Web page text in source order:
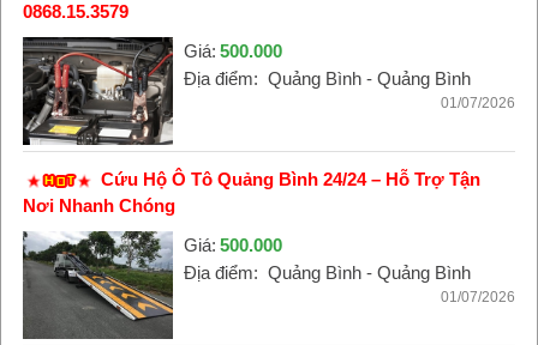
0868.15.3579
Giá: 500.000
Địa điểm: Quảng Bình - Quảng Bình
01/07/2026
Cứu Hộ Ô Tô Quảng Bình 24/24 – Hỗ Trợ Tận
Nơi Nhanh Chóng
Giá: 500.000
Địa điểm: Quảng Bình - Quảng Bình
01/07/2026